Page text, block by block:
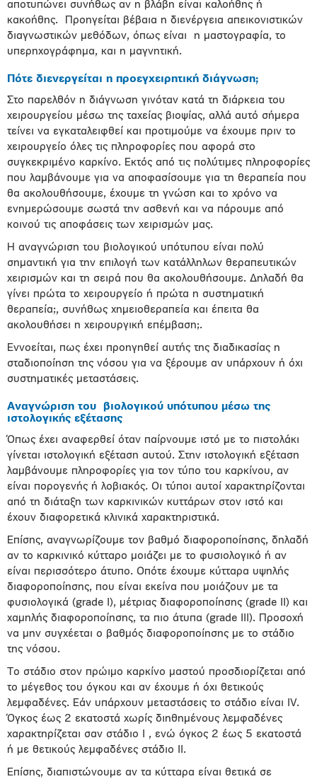
αποτυπώνει συνήθως αν η βλάβη είναι καλοήθης ή
κακοήθης. Προηγείται βέβαια η διενέργεια απεικονιστικών
διαγνωστικών μεθόδων, όπως είναι η μαστογραφία, το
υπερηχογράφημα, και η μαγνητική.
Πότε διενεργείται η προεγχειρητική διάγνωση;
Στο παρελθόν η διάγνωση γινόταν κατά τη διάρκεια του
χειρουργείου μέσω της ταχείας βιοψίας, αλλά αυτό σήμερα
τείνει να εγκαταλειφθεί και προτιμούμε να έχουμε πριν το
χειρουργείο όλες τις πληροφορίες που αφορά στο
συγκεκριμένο καρκίνο. Εκτός από τις πολύτιμες πληροφορίες
που λαμβάνουμε για να αποφασίσουμε για τη θεραπεία που
θα ακολουθήσουμε, έχουμε τη γνώση και το χρόνο να
ενημερώσουμε σωστά την ασθενή και να πάρουμε από
κοινού τις αποφάσεις των χειρισμών μας.
Η αναγνώριση του βιολογικού υπότυπου είναι πολύ
σημαντική για την επιλογή των κατάλληλων θεραπευτικών
χειρισμών και τη σειρά που θα ακολουθήσουμε. Δηλαδή θα
γίνει πρώτα το χειρουργείο ή πρώτα η συστηματική
θεραπεία;, συνήθως χημειοθεραπεία και έπειτα θα
ακολουθήσει η χειρουργική επέμβαση;.
Εννοείται, πως έχει προηγηθεί αυτής της διαδικασίας η
σταδιοποίηση της νόσου για να ξέρουμε αν υπάρχουν ή όχι
συστηματικές μεταστάσεις.
Αναγνώριση του βιολογικού υπότυπου μέσω της
ιστολογικής εξέτασης
Όπως έχει αναφερθεί όταν παίρνουμε ιστό με το πιστολάκι
γίνεται ιστολογική εξέταση αυτού. Στην ιστολογική εξέταση
λαμβάνουμε πληροφορίες για τον τύπο του καρκίνου, αν
είναι πορογενής ή λοβιακός. Οι τύποι αυτοί χαρακτηρίζονται
από τη διάταξη των καρκινικών κυττάρων στον ιστό και
έχουν διαφορετικά κλινικά χαρακτηριστικά.
Επίσης, αναγνωρίζουμε τον βαθμό διαφοροποίησης, δηλαδή
αν το καρκινικό κύτταρο μοιάζει με το φυσιολογικό ή αν
είναι περισσότερο άτυπο. Οπότε έχουμε κύτταρα υψηλής
διαφοροποίησης, που είναι εκείνα που μοιάζουν με τα
φυσιολογικά (grade I), μέτριας διαφοροποίησης (grade II) και
χαμηλής διαφοροποίησης, τα πιο άτυπα (grade III). Προσοχή
να μην συγχέεται ο βαθμός διαφοροποίησης με το στάδιο
της νόσου.
Το στάδιο στον πρώιμο καρκίνο μαστού προσδιορίζεται από
το μέγεθος του όγκου και αν έχουμε ή όχι θετικούς
λεμφαδένες. Εάν υπάρχουν μεταστάσεις το στάδιο είναι IV.
Όγκος έως 2 εκατοστά χωρίς διηθημένους λεμφαδένες
χαρακτηρίζεται σαν στάδιο I , ενώ όγκος 2 έως 5 εκατοστά
ή με θετικούς λεμφαδένες στάδιο II.
Επίσης, διαπιστώνουμε αν τα κύτταρα είναι θετικά σε